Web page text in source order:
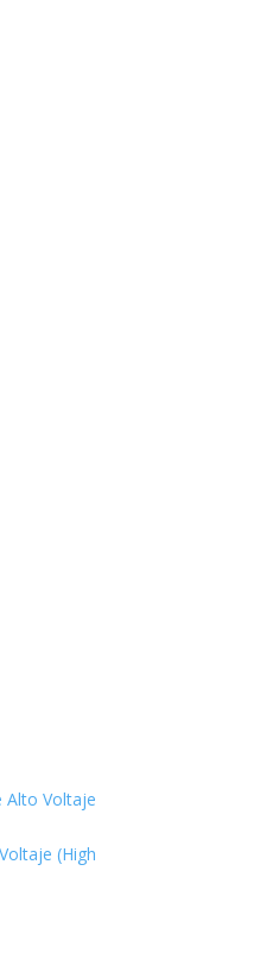
Alto Voltaje
(High